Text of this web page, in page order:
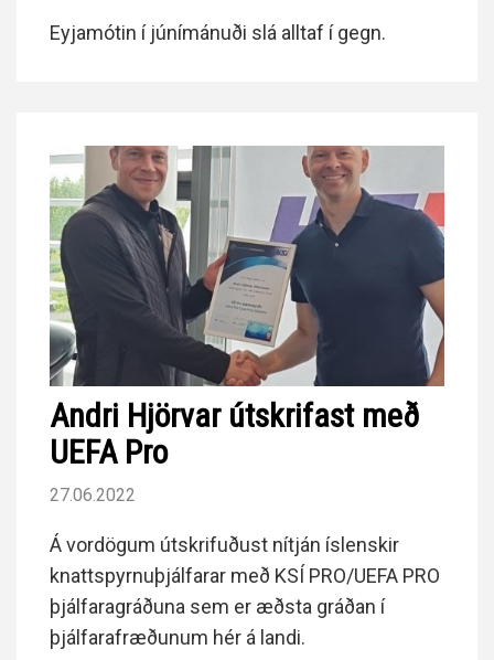
Eyjamótin í júnímánuði slá alltaf í gegn.
Andri Hjörvar útskrifast með
UEFA Pro
27.06.2022
Á vordögum útskrifuðust nítján íslenskir
knattspyrnuþjálfarar með KSÍ PRO/UEFA PRO
þjálfaragráðuna sem er æðsta gráðan í
þjálfarafræðunum hér á landi.